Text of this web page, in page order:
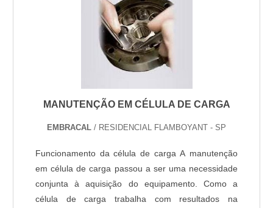
MANUTENÇÃO EM CÉLULA DE CARGA
EMBRACAL / RESIDENCIAL FLAMBOYANT - SP
Funcionamento da célula de carga A manutenção
em célula de carga passou a ser uma necessidade
conjunta à aquisição do equipamento. Como a
célula de carga trabalha com resultados na